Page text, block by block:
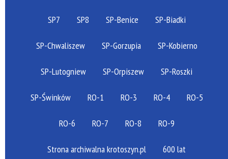
SP7 SP8 SP-Benice SP-Biadki
SP-Chwaliszew SP-Gorzupia SP-Kobierno
SP-Lutogniew SP-Orpiszew SP-Roszki
SP-Świnków RO-1 RO-3 RO-4 RO-5
RO-6 RO-7 RO-8 RO-9
Strona archiwalna krotoszyn.pl 600 lat